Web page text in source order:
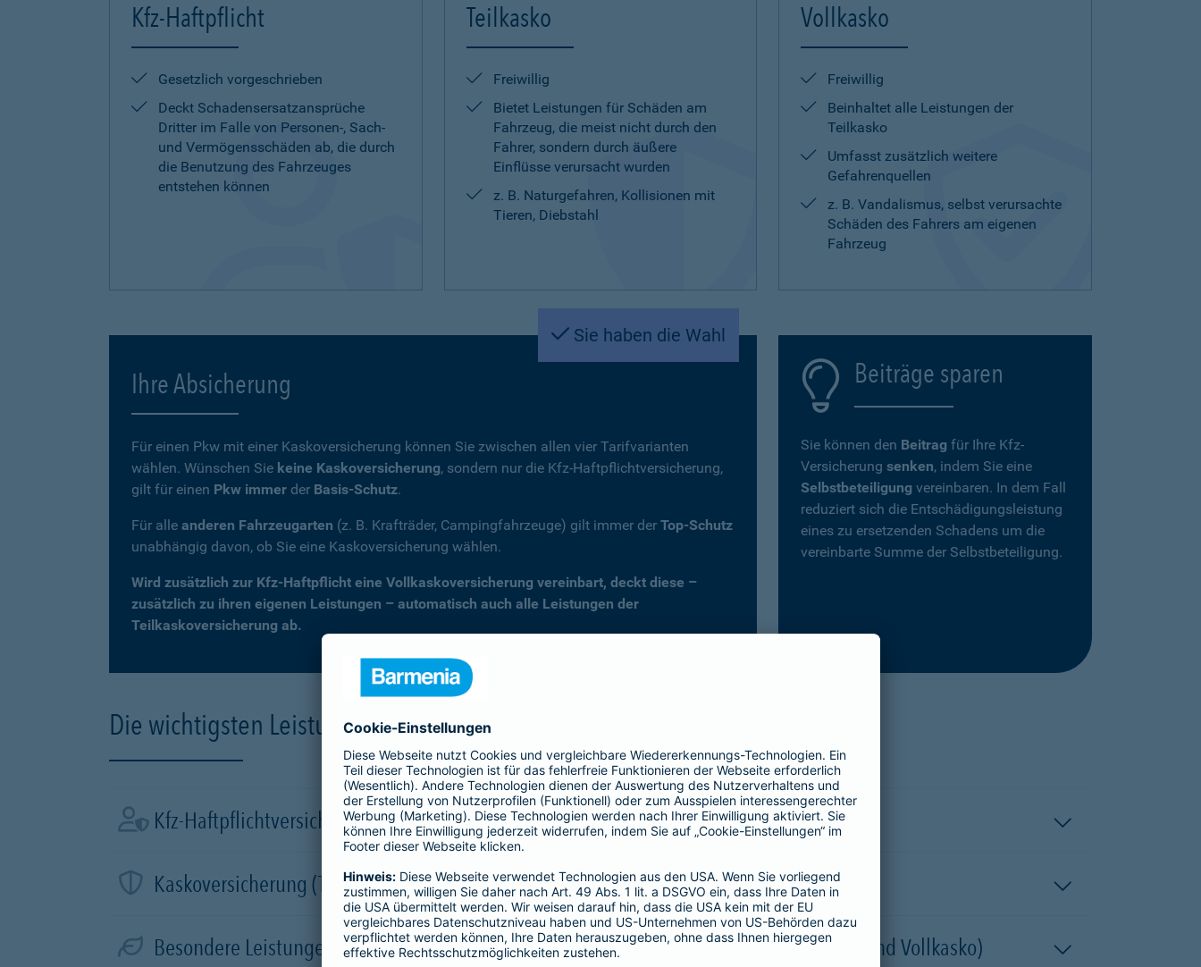
Kfz-Haftpflicht
Gesetzlich vorgeschrieben
Deckt Schadensersatzansprüche
Dritter im Falle von Personen-, Sach-
und Vermögensschäden ab, die durch
die Benutzung des Fahrzeuges
entstehen können
Teilkasko
Freiwillig
Bietet Leistungen für Schäden am
Fahrzeug, die meist nicht durch den
Fahrer, sondern durch äußere
Einflüsse verursacht wurden
z. B. Naturgefahren, Kollisionen mit
Tieren, Diebstahl
Vollkasko
Freiwillig
Beinhaltet alle Leistungen der
Teilkasko
Umfasst zusätzlich weitere
Gefahrenquellen
z. B. Vandalismus, selbst verursachte
Schäden des Fahrers am eigenen
Fahrzeug
Sie haben die Wahl
Ihre Absicherung
Für einen Pkw mit einer Kaskoversicherung können Sie zwischen allen vier Tarifvarianten
wählen. Wünschen Sie keine Kaskoversicherung, sondern nur die Kfz-Haftpflichtversicherung,
gilt für einen Pkw immer der Basis-Schutz.
Für alle anderen Fahrzeugarten (z. B. Krafträder, Campingfahrzeuge) gilt immer der Top-Schutz
unabhängig davon, ob Sie eine Kaskoversicherung wählen.
Wird zusätzlich zur Kfz-Haftpflicht eine Vollkaskoversicherung vereinbart, deckt diese –
zusätzlich zu ihren eigenen Leistungen – automatisch auch alle Leistungen der
Teilkaskoversicherung ab.
Beiträge sparen
Sie können den Beitrag für Ihre Kfz-
Versicherung senken, indem Sie eine
Selbstbeteiligung vereinbaren. In dem Fall
reduziert sich die Entschädigungsleistung
eines zu ersetzenden Schadens um die
vereinbarte Summe der Selbstbeteiligung.
Die wichtigsten Leistungen der Kfz-Versicherung im Überblick
Kfz-Haftpflichtversicherung
Kaskoversicherung (Teil- und Vollkasko)
Besondere Leistungen für Elektro- und Hybridfahrzeuge in der Kaskoversicherung (Teil- und Vollkasko)